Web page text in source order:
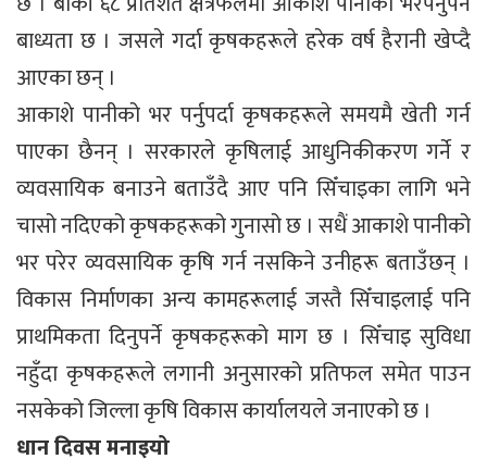
बाध्यता छ । जसले गर्दा कृषकहरूले हरेक वर्ष हैरानी खेप्दै
आएका छन् ।
आकाशे पानीको भर पर्नुपर्दा कृषकहरूले समयमै खेती गर्न
पाएका छैनन् । सरकारले कृषिलाई आधुनिकीकरण गर्ने र
व्यवसायिक बनाउने बताउँदै आए पनि सिँचाइका लागि भने
चासो नदिएको कृषकहरूको गुनासो छ । सधैं आकाशे पानीको
भर परेर व्यवसायिक कृषि गर्न नसकिने उनीहरू बताउँछन् ।
विकास निर्माणका अन्य कामहरूलाई जस्तै सिँचाइलाई पनि
प्राथमिकता दिनुपर्ने कृषकहरूको माग छ । सिँचाइ सुविधा
नहुँदा कृषकहरूले लगानी अनुसारको प्रतिफल समेत पाउन
नसकेको जिल्ला कृषि विकास कार्यालयले जनाएको छ ।
धान दिवस मनाइयो